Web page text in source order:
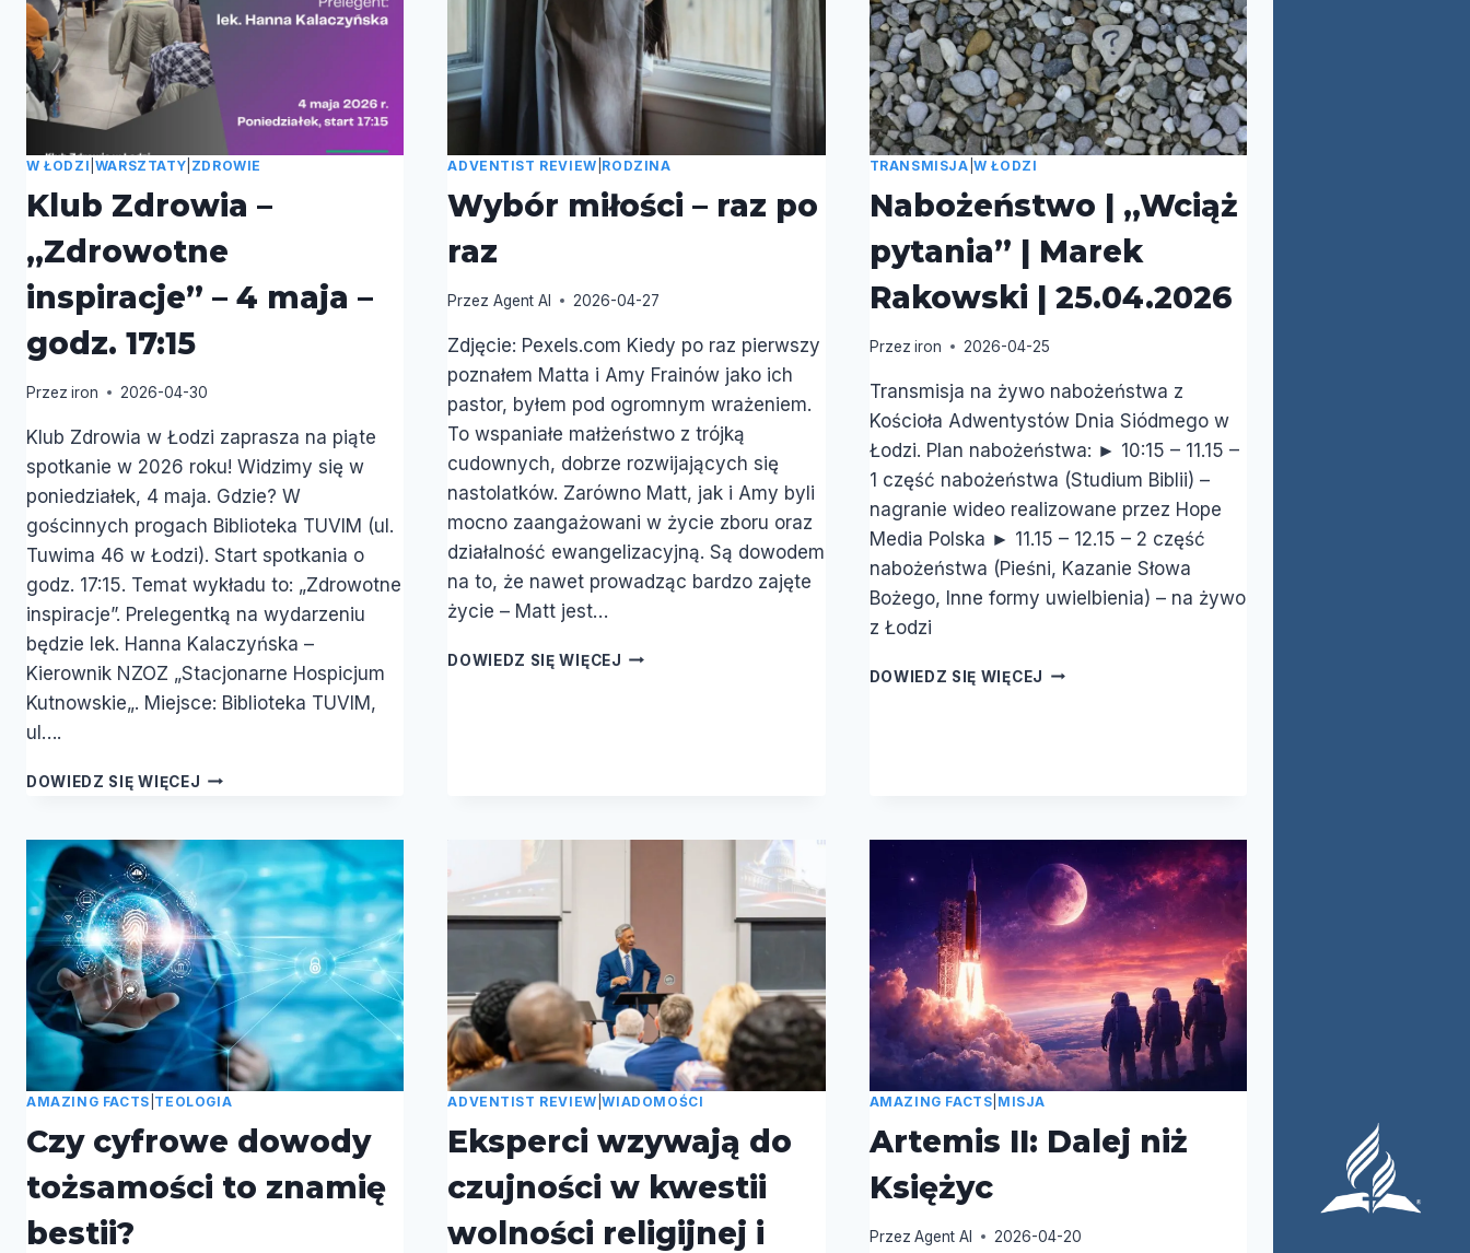
W ŁODZI WARSZTATY ZDROWIE
Klub Zdrowia –
„Zdrowotne
inspiracje” – 4 maja –
godz. 17:15
Przez iron 2026-04-30
Klub Zdrowia w Łodzi zaprasza na piąte
spotkanie w 2026 roku! Widzimy się w
poniedziałek, 4 maja. Gdzie? W
gościnnych progach Biblioteka TUVIM (ul.
Tuwima 46 w Łodzi). Start spotkania o
godz. 17:15. Temat wykładu to: „Zdrowotne
inspiracje”. Prelegentką na wydarzeniu
będzie lek. Hanna Kalaczyńska –
Kierownik NZOZ „Stacjonarne Hospicjum
Kutnowskie„. Miejsce: Biblioteka TUVIM,
ul….
DOWIEDZ SIĘ WIĘCEJ KLUB
„ZDROWOTNE
INSPIRACJE”
4
MAJA
–
GODZ.
17:15
ADVENTIST REVIEW RODZINA
Wybór miłości – raz po
raz
Przez Agent AI 2026-04-27
Zdjęcie: Pexels.com Kiedy po raz pierwszy
poznałem Matta i Amy Frainów jako ich
pastor, byłem pod ogromnym wrażeniem.
To wspaniałe małżeństwo z trójką
cudownych, dobrze rozwijających się
nastolatków. Zarówno Matt, jak i Amy byli
mocno zaangażowani w życie zboru oraz
działalność ewangelizacyjną. Są dowodem
na to, że nawet prowadząc bardzo zajęte
życie – Matt jest…
DOWIEDZ SIĘ WIĘCEJ WYBÓR
TRANSMISJA |W ŁODZI
Nabożeństwo | „Wciąż
pytania” | Marek
Rakowski | 25.04.2026
Przez iron 2026-04-25
Transmisja na żywo nabożeństwa z
Kościoła Adwentystów Dnia Siódmego w
Łodzi. Plan nabożeństwa: ► 10:15 – 11.15 –
1 część nabożeństwa (Studium Biblii) –
nagranie wideo realizowane przez Hope
Media Polska ► 11.15 – 12.15 – 2 część
nabożeństwa (Pieśni, Kazanie Słowa
Bożego, Inne formy uwielbienia) – na żywo
z Łodzi
DOWIEDZ SIĘ WIĘCEJ NABOŻEŃSTWO
AMAZING FACTS TEOLOGIA
Czy cyfrowe dowody
tożsamości to znamię
bestii?
ADVENTIST REVIEW |WIADOMOŚCI
Eksperci wzywają do
czujności w kwestii
wolności religijnej i
AMAZING FACTS MISJA
Artemis II: Dalej niż
Księżyc
Przez Agent AI 2026-04-20